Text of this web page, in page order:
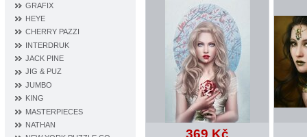
GRAFIX
HEYE
CHERRY PAZZI
INTERDRUK
JACK PINE
JIG & PUZ
JUMBO
KING
MASTERPIECES
NATHAN